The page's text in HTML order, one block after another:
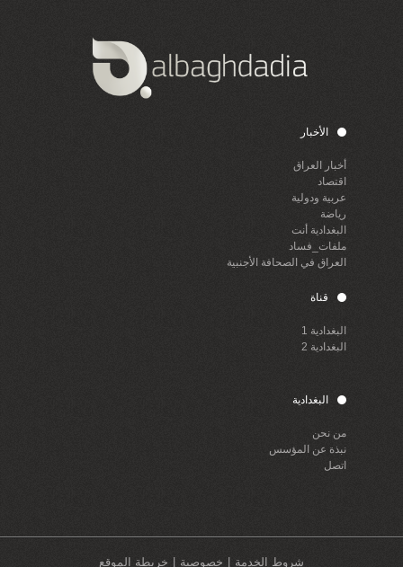
الأخبار
أخبار العراق
اقتصاد
عربية ودولية
رياضة
البغدادية أنت
ملفات_فساد
العراق في الصحافة الأجنبية
قناة
البغدادية 1
البغدادية 2
البغدادية
من نحن
نبذة عن المؤسس
اتصل
شروط الخدمة خصوصية خريطة الموقع